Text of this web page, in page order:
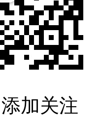
加关注